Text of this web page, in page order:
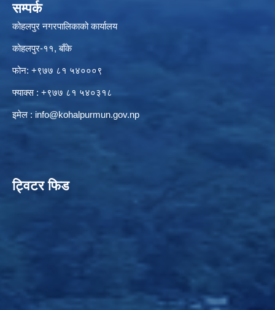
सम्पर्क
कोहलपुर नगरपालिकाको कार्यालय
कोहलपुर-११, बाँके
फोन: +९७७ ८१ ५४०००९
फ्याक्स : +९७७ ८१ ५४०३१८
इमेल : info@kohalpurmun.gov.np
ट्विटर फिड